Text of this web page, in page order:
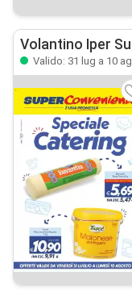
Volantino Iper
Valido: 31 lug a 10